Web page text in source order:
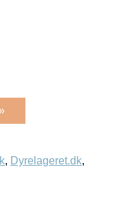
, Dyrelageret.dk,